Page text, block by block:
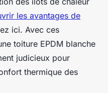
les avantages de
ici. Avec ces
toiture EPDM blanche
judicieux pour
thermique des